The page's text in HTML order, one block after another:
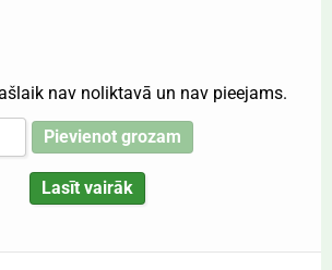
nav noliktavā un nav pieejams.
Pievienot grozam
Lasīt vairāk